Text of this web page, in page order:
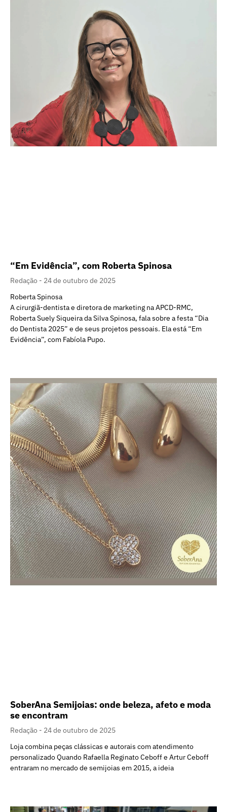
“Em Evidência”, com Roberta Spinosa
Redação
24 de outubro de 2025
Roberta Spinosa
A cirurgiã-dentista e diretora de marketing na APCD-RMC,
Roberta Suely Siqueira da Silva Spinosa, fala sobre a festa “Dia
do Dentista 2025” e de seus projetos pessoais. Ela está “Em
Evidência”, com Fabíola Pupo.
SoberAna Semijoias: onde beleza, afeto e moda
se encontram
Redação
24 de outubro de 2025
Loja combina peças clássicas e autorais com atendimento
personalizado Quando Rafaella Reginato Ceboff e Artur Ceboff
entraram no mercado de semijoias em 2015, a ideia